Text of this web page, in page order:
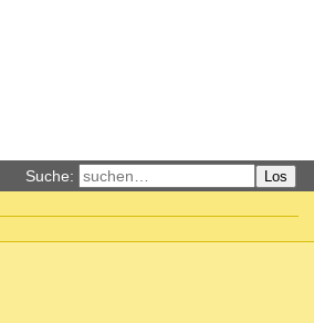
Suche: Los